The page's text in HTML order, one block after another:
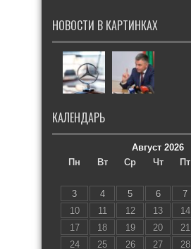
НОВОСТИ В КАРТИНКАХ
КАЛЕНДАРЬ
Август 2026
Пн
Вт Ср Чт Пт
3
4 5 6 7
10
11 12 13 14
17
18 19 20 21
24
25 26 27 28